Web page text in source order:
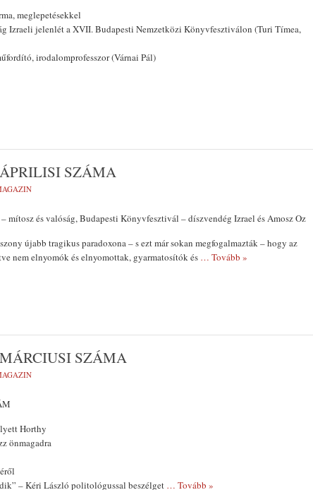
meglepetésekkel
Izraeli jelenlét a XVII. Budapesti Nemzetközi Könyvfesztiválon (Turi Tímea,
irodalomprofesszor (Várnai Pál)
SZÁMA
mítosz és valóság, Budapesti Könyvfesztivál – díszvendég Izrael és Amosz Oz
újabb tragikus paradoxona – s ezt már sokan megfogalmazták – hogy az
nem elnyomók és elnyomottak, gyarmatosítók és … Tovább »
SZÁMA
Horthy
önmagadra
– Kéri László politológussal beszélget … Tovább »